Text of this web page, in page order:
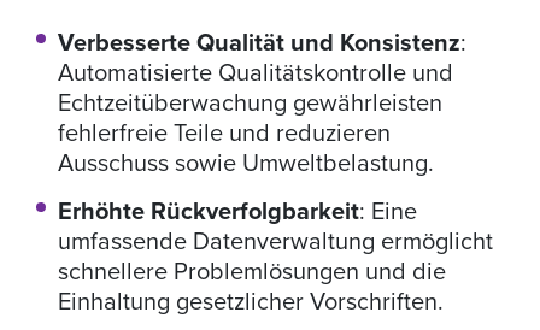
Verbesserte Qualität und Konsistenz:
Automatisierte Qualitätskontrolle und
Echtzeitüberwachung gewährleisten
fehlerfreie Teile und reduzieren
Ausschuss sowie Umweltbelastung.
Erhöhte Rückverfolgbarkeit: Eine
umfassende Datenverwaltung ermöglicht
schnellere Problemlösungen und die
Einhaltung gesetzlicher Vorschriften.